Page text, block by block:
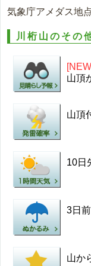
気象庁アメダス地
川桁山のその
山頂
山頂
10日
3日
山か